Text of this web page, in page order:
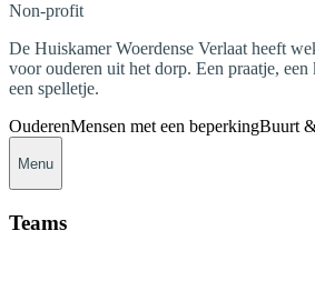
Non-profit
De Huiskamer Woerdense Verlaat heeft
voor ouderen uit het dorp. Een praatje,
een spelletje.
OuderenMensen met een beperkingBuurt
Menu
Teams